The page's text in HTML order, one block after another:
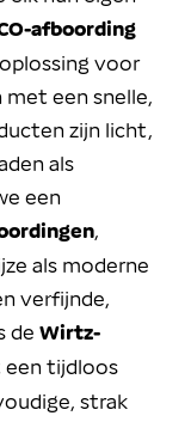
afboording
voor
een snelle,
zijn licht,
als
een
,
als moderne
verfijnde,
de Wirtz-
een tijdloos
strak